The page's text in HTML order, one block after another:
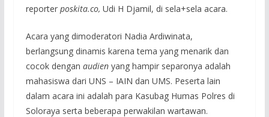
reporter poskita.co, Udi H Djamil, di sela+sela acara.
Acara yang dimoderatori Nadia Ardiwinata,
berlangsung dinamis karena tema yang menarik dan
cocok dengan audienyang hampir separonya adalah
mahasiswa dari UNS – IAIN dan UMS. Peserta lain
dalam acara ini adalah para Kasubag Humas Polres di
Soloraya serta beberapa perwakilan wartawan.